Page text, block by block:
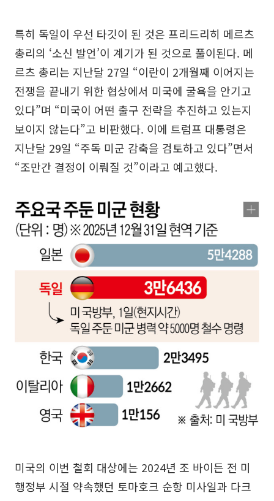
특히 독일이 우선 타깃이 된 것은 프리드리히 메르츠
총리의 ‘소신 발언’이 계기가 된 것으로 풀이된다. 메
르츠 총리는 지난달 27일 “이란이 2개월째 이어지는
전쟁을 끝내기 위한 협상에서 미국에 굴욕을 안기고
있다”며 “미국이 어떤 출구 전략을 추진하고 있는지
보이지 않는다”고 비판했다. 이에 트럼프 대통령은
지난달 29일 “주독 미군 감축을 검토하고 있다”면서
“조만간 결정이 이뤄질 것”이라고 예고했다.
미국의 이번 철회 대상에는 2024년 조 바이든 전 미
행정부 시절 약속했던 토마호크 순항 미사일과 다크